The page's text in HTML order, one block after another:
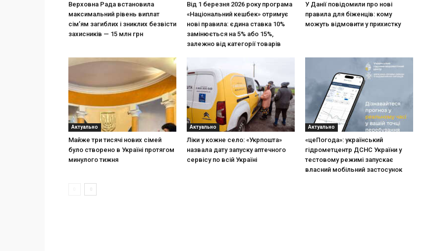
Верховна Рада встановила
максимальний рівень виплат
сім’ям загиблих і зниклих безвісти
захисників — 15 млн грн
Від 1 березня 2026 року програма
«Національний кешбек» отримує
нові правила: єдина ставка 10%
замінюється на 5% або 15%,
залежно від категорії товарів
У Данії повідомили про нові
правила для біженців: кому
можуть відмовити у прихистку
Актуально
Майже три тисячі нових сімей
було створено в Україні протягом
минулого тижня
Актуально
Ліки у кожне село: «Укрпошта»
назвала дату запуску аптечного
сервісу по всій Україні
Актуально
«цеПогода»: український
гідрометцентр ДСНС України у
тестовому режимі запускає
власний мобільний застосунок